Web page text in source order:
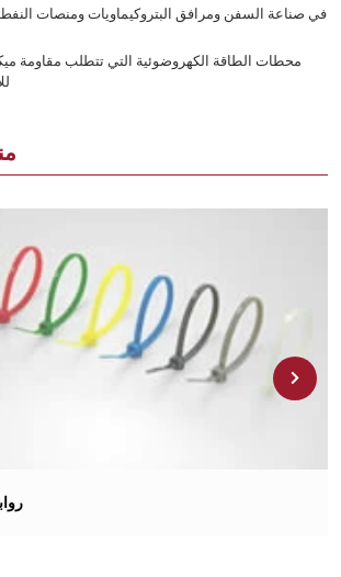
في صناعة السفن ومرافق البتروكيماويات ومنصات
محطات الطاقة الكهروضوئية التي تتطلب مقاومة